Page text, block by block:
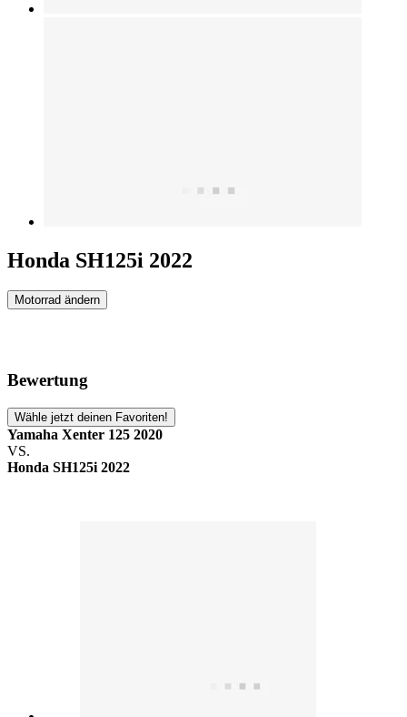
Honda SH125i 2022
Motorrad ändern
Bewertung
Wähle jetzt deinen Favoriten!
Yamaha Xenter 125 2020
VS.
Honda SH125i 2022